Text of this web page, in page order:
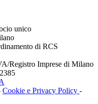
unico
di RCS
Registro Imprese di Milano
Cookie e Privacy Policy -